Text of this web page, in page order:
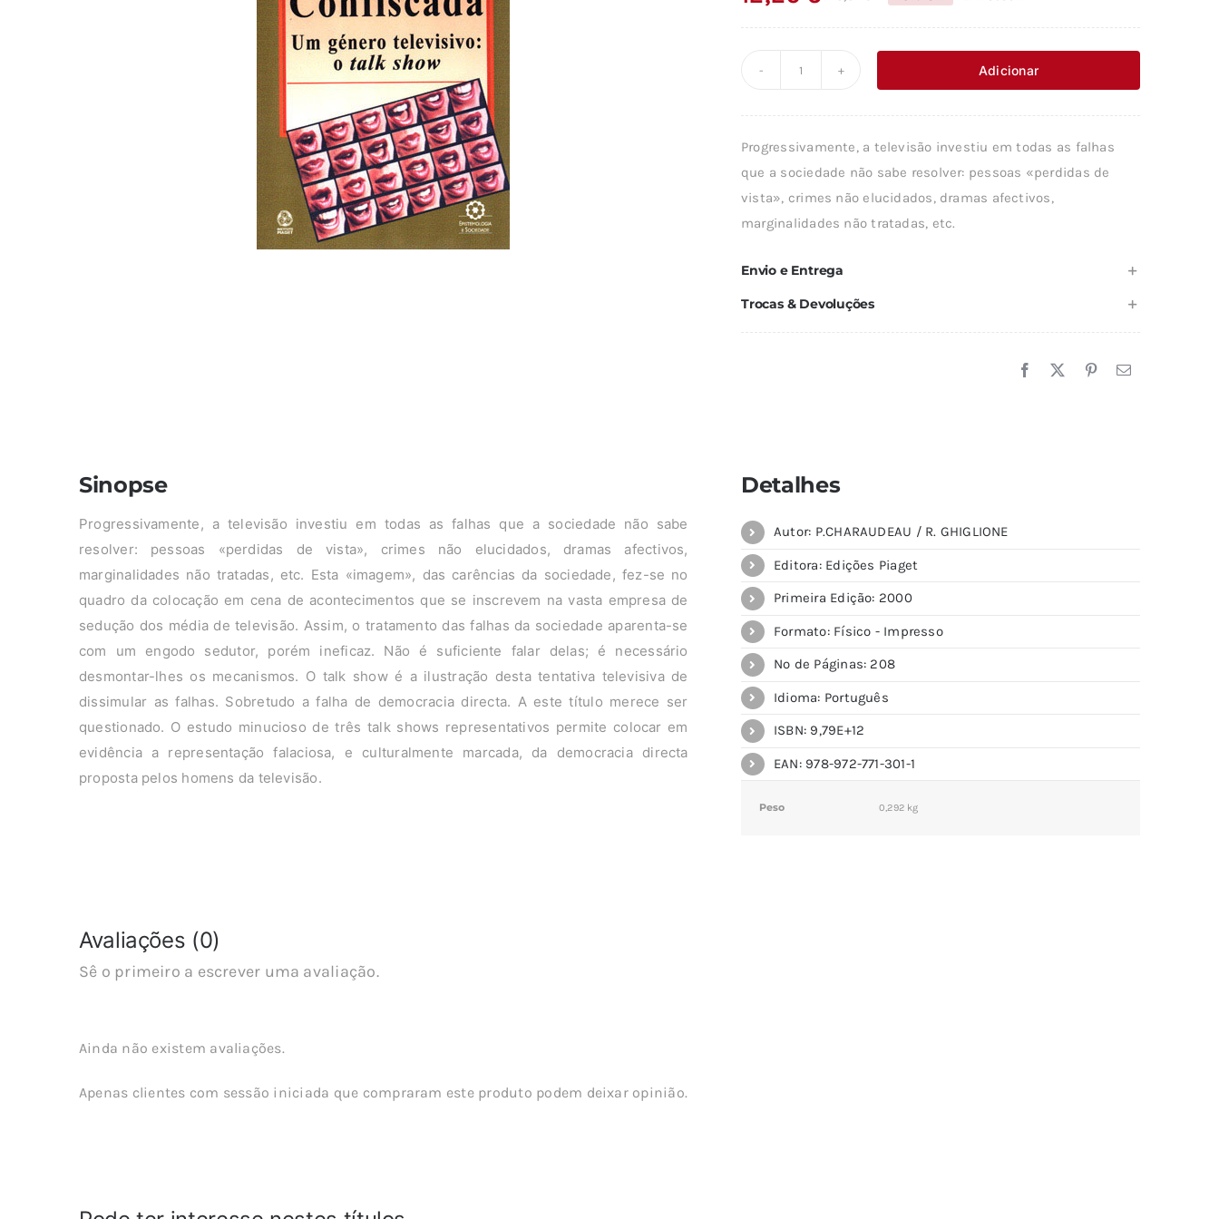
O
era:
O
é:
Adicionar
Progressivamente, a televisão investiu em todas as falhas
que a sociedade não sabe resolver: pessoas «perdidas de
vista», crimes não elucidados, dramas afectivos,
marginalidades não tratadas, etc.
Envio e Entrega
Trocas & Devoluções
Sinopse
Progressivamente, a televisão investiu em todas as falhas que a sociedade não sabe
resolver: pessoas «perdidas de vista», crimes não elucidados, dramas afectivos,
marginalidades não tratadas, etc. Esta «imagem», das carências da sociedade, fez-se no
quadro da colocação em cena de acontecimentos que se inscrevem na vasta empresa de
sedução dos média de televisão. Assim, o tratamento das falhas da sociedade aparenta-se
com um engodo sedutor, porém ineficaz. Não é suficiente falar delas; é necessário
desmontar-lhes os mecanismos. O talk show é a ilustração desta tentativa televisiva de
dissimular as falhas. Sobretudo a falha de democracia directa. A este título merece ser
questionado. O estudo minucioso de três talk shows representativos permite colocar em
evidência a representação falaciosa, e culturalmente marcada, da democracia directa
proposta pelos homens da televisão.
Detalhes
Autor: P.CHARAUDEAU / R. GHIGLIONE
Editora: Edições Piaget
Primeira Edição: 2000
Formato: Físico - Impresso
Nº de Páginas: 208
Idioma: Português
ISBN: 9,79E+12
EAN: 978-972-771-301-1
Peso 0,292 kg
Avaliações (0)
Sê o primeiro a escrever uma avaliação.
Ainda não existem avaliações.
Apenas clientes com sessão iniciada que compraram este produto podem deixar opinião.